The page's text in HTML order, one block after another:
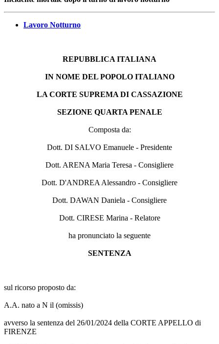
Lavoro Notturno
REPUBBLICA ITALIANA
IN NOME DEL POPOLO ITALIANO
LA CORTE SUPREMA DI CASSAZIONE
SEZIONE QUARTA PENALE
Composta da:
Dott. DI SALVO Emanuele - Presidente
Dott. ARENA Maria Teresa - Consigliere
Dott. D'ANDREA Alessandro - Consigliere
Dott. DAWAN Daniela - Consigliere
Dott. CIRESE Marina - Relatore
ha pronunciato la seguente
SENTENZA
sul ricorso proposto da:
A.A. nato a N il (omissis)
avverso la sentenza del 26/01/2024 della CORTE APPELLO di
FIRENZE